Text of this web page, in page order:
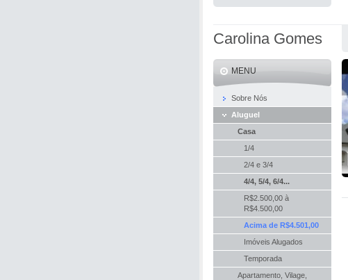
Carolina Gomes
MENU
Sobre Nós
Aluguel
Casa
1/4
2/4 e 3/4
4/4, 5/4, 6/4...
R$2.500,00 à
R$4.500,00
Acima de R$4.501,00
Imóveis Alugados
Temporada
Apartamento, Vilage,